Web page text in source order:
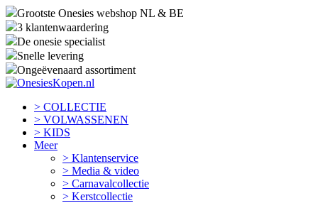
Grootste Onesies webshop NL & BE
3 klantenwaardering
De onesie specialist
Snelle levering
Ongeëvenaard assortiment
> COLLECTIE
> VOLWASSENEN
> KIDS
Meer
> Klantenservice
> Media & video
> Carnavalcollectie
> Kerstcollectie